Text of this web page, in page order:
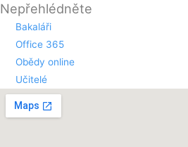
Nepřehlédněte
Bakaláři
Office 365
Obědy online
Učitelé